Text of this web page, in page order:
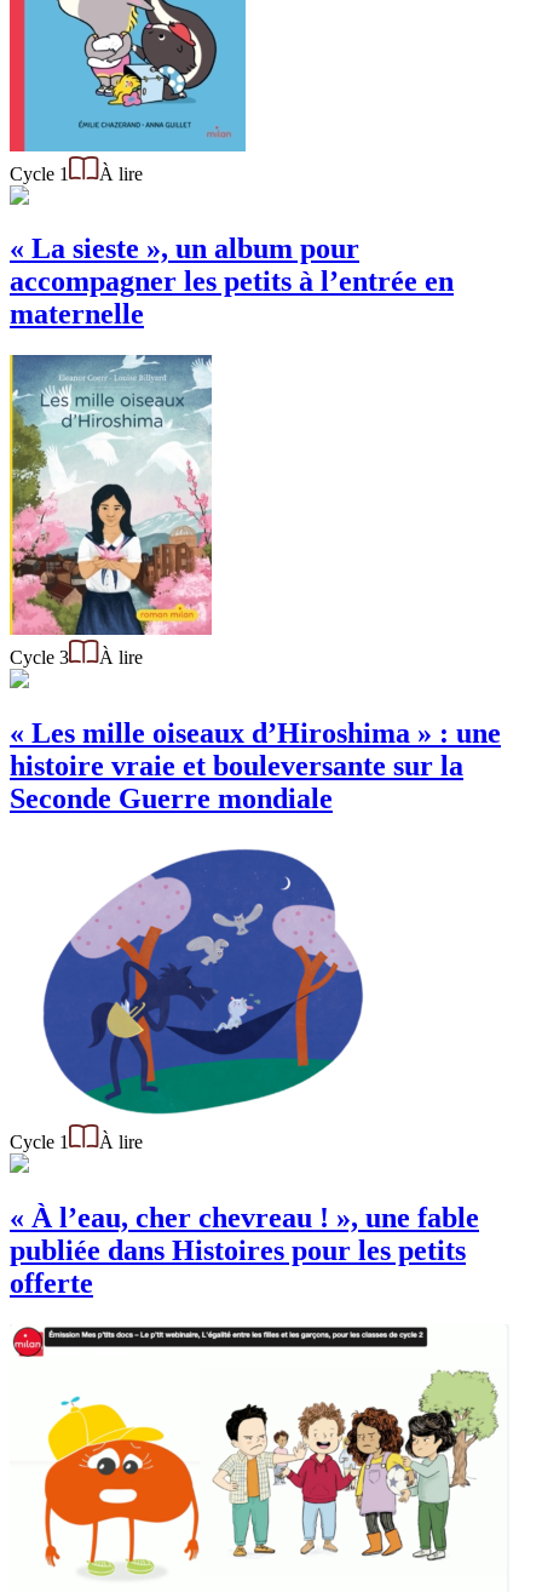
Cycle 1 À lire
« La sieste », un album pour
accompagner les petits à l’entrée en
maternelle
Cycle 3 À lire
« Les mille oiseaux d’Hiroshima » : une
histoire vraie et bouleversante sur la
Seconde Guerre mondiale
Cycle 1 À lire
« À l’eau, cher chevreau ! », une fable
publiée dans Histoires pour les petits
offerte